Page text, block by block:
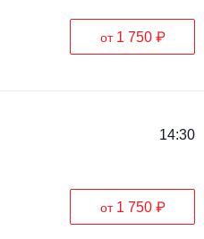
от 1 750 ₽
14:30
от 1 750 ₽